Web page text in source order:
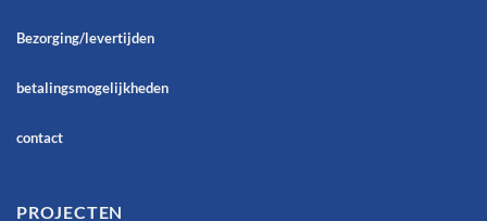
Bezorging/levertijden
betalingsmogelijkheden
contact
PROJECTEN